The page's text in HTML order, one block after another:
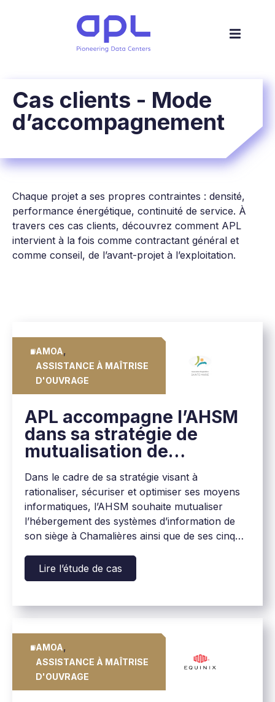
Cas clients - Mode
d’accompagnement
Chaque projet a ses propres contraintes : densité,
performance énergétique, continuité de service. À
travers ces cas clients, découvrez comment APL
intervient à la fois comme contractant général et
comme conseil, de l’avant-projet à l’exploitation.
AMOA,
ASSISTANCE À MAÎTRISE
D'OUVRAGE
APL accompagne l’AHSM
dans sa stratégie de
mutualisation de
l'hébergement des SI de
six établissements
Dans le cadre de sa stratégie visant à
rationaliser, sécuriser et optimiser ses moyens
informatiques, l’AHSM souhaite mutualiser
l’hébergement des systèmes d’information de
son siège à Chamalières ainsi que de ses cinq
Lire l’étude de cas
AMOA,
ASSISTANCE À MAÎTRISE
D'OUVRAGE